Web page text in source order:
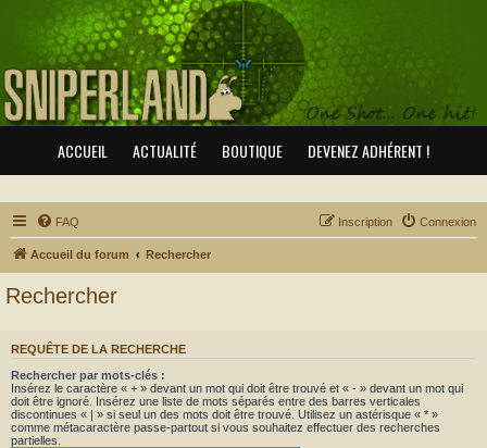
ACCUEIL ACTUALITÉ BOUTIQUE DEVENEZ ADHÉRENT !
FAQ Connexion
Inscription
Accueil du forum Rechercher
Rechercher
REQUÊTE DE LA RECHERCHE
Rechercher par mots-clés :
Insérez le caractère « + » devant un mot qui doit être trouvé et « - » devant un mot qui
doit être ignoré. Insérez une liste de mots séparés entre des barres verticales
discontinues « | » si seul un des mots doit être trouvé. Utilisez un astérisque « * »
comme métacaractère passe-partout si vous souhaitez effectuer des recherches
partielles.